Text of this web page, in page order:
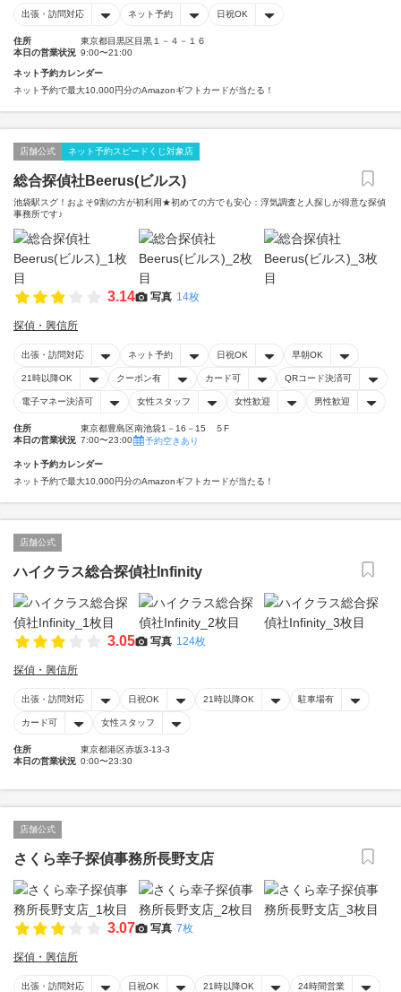
出張・訪問対応 ネット予約 日祝OK
住所
東京都目黒区目黒１－４－１６
本日の営業状況 9:00〜21:00
ネット予約カレンダー
ネット予約で最大10,000円分のAmazonギフトカードが当たる！
店舗公式 ネット予約スピードくじ対象店
総合探偵社Beerus(ビルス)
池袋駅スグ！およそ9割の方が初利用★初めての方でも安心：浮気調査と人探しが得意な探偵
事務所です♪
3.14 写真 14枚
探偵・興信所
出張・訪問対応 ネット予約 日祝OK 早朝OK
21時以降OK クーポン有 カード可 QRコード決済可
電子マネー決済可 女性スタッフ 女性歓迎 男性歓迎
住所
東京都豊島区南池袋1－16－15 ５F
本日の営業状況 7:00〜23:00 予約空きあり
ネット予約カレンダー
ネット予約で最大10,000円分のAmazonギフトカードが当たる！
店舗公式
ハイクラス総合探偵社Infinity
3.05 写真 124枚
探偵・興信所
出張・訪問対応 日祝OK 21時以降OK 駐車場有
カード可 女性スタッフ
住所
東京都港区赤坂3-13-3
本日の営業状況 0:00〜23:30
店舗公式
さくら幸子探偵事務所長野支店
3.07 写真 7枚
探偵・興信所
出張・訪問対応 日祝OK 21時以降OK 24時間営業